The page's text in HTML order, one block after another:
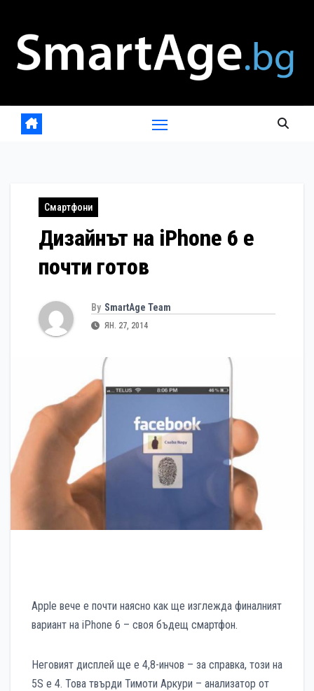
content
Смартфони
Дизайнът на iPhone 6 е
почти готов
By SmartAge Team
ЯН. 27, 2014
Apple вече е почти наясно как ще изглежда финалният
вариант на iPhone 6 – своя бъдещ смартфон.
Неговият дисплей ще е 4,8-инчов – за справка, този на
5S е 4. Това твърди Тимоти Аркури – анализатор от